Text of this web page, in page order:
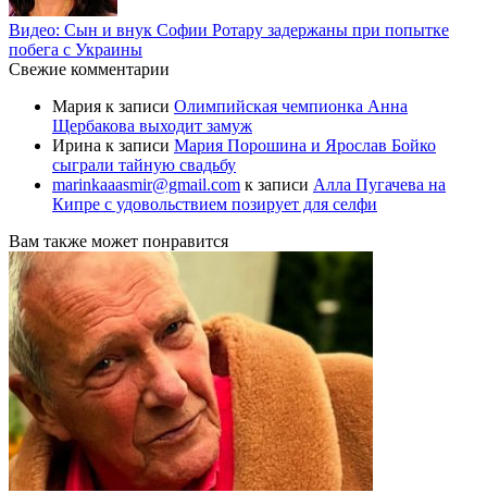
Видео: Сын и внук Софии Ротару задержаны при попытке
побега с Украины
Свежие комментарии
Мария к записи Олимпийская чемпионка Анна
Щербакова выходит замуж
Ирина к записи Мария Порошина и Ярослав Бойко
сыграли тайную свадьбу
marinkaaasmir@gmail.com к записи Алла Пугачева на
Кипре с удовольствием позирует для селфи
Вам также может понравится